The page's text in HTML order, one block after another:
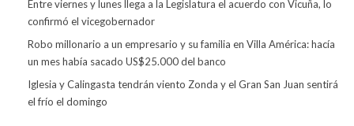
Entre viernes y lunes llega a la Legislatura el acuerdo con Vicuña, lo
confirmó el vicegobernador
Robo millonario a un empresario y su familia en Villa América: hacía
un mes había sacado US$25.000 del banco
Iglesia y Calingasta tendrán viento Zonda y el Gran San Juan sentirá
el frío el domingo